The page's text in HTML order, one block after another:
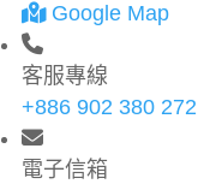
Google Map
客服專線
+886 902 380 272
電子信箱